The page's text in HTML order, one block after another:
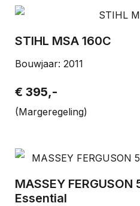
STIHL MSA 160C
Bouwjaar: 2011
€ 395,-
(Margeregeling)
MASSEY
Essential